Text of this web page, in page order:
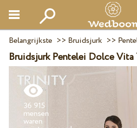
Belangrijkste >> Bruidsjurk >>
Bruidsjurk Pentelei Dolce
36 915
mensen
waren